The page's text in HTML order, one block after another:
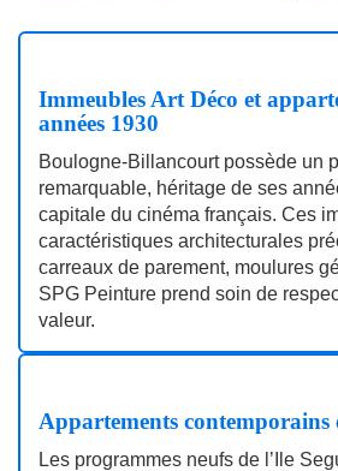
Immeubles Art Déco et
années 1930
Boulogne-Billancourt possède un
remarquable, héritage de ses
capitale du cinéma français. Ces
caractéristiques architecturales
carreaux de parement, moulures
SPG Peinture prend soin de
valeur.
Appartements contemporains
Les programmes neufs de l’Ile